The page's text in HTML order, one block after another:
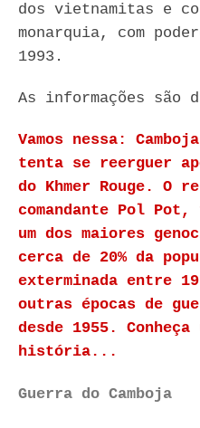
dos vietnamitas e
monarquia, com
1993.
As informações são
Vamos nessa:
tenta se reerguer
do Khmer Rouge. O
comandante Pol
um dos maiores
cerca de 20% da
exterminada entre
outras épocas de
desde 1955. Conheça
história...
Guerra do Camboja